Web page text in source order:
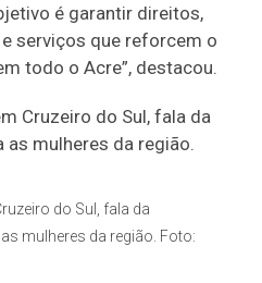
é garantir direitos,
serviços que reforcem o
todo o Acre”, destacou.
do Sul, fala da
mulheres da região. Foto: